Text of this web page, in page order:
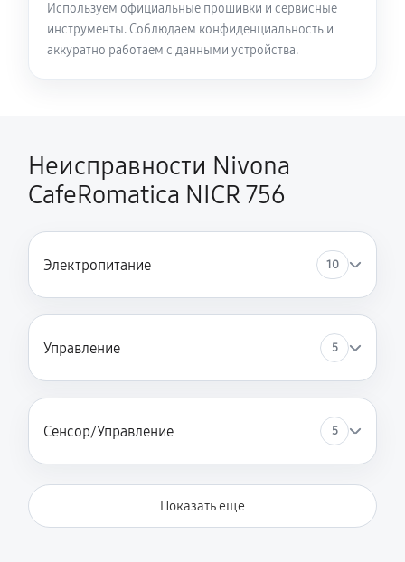
Используем официальные прошивки и сервисные
инструменты. Соблюдаем конфиденциальность и
аккуратно работаем с данными устройства.
Неисправности Nivona
CafeRomatica NICR 756
Электропитание 10
Управление 5
Сенсор/Управление 5
Показать ещё